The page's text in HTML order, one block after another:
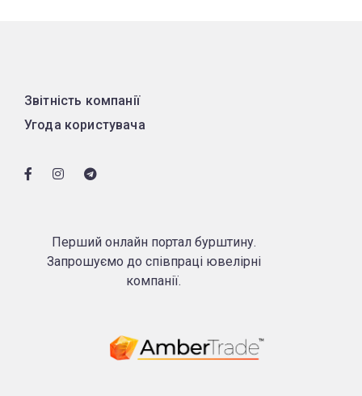
Звітність компанії
Угода користувача
Перший онлайн портал бурштину.
Запрошуємо до співпраці ювелірні
компанії.